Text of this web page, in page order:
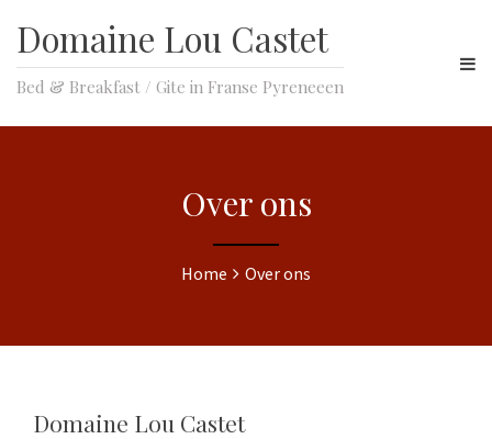
Domaine Lou Castet
Bed & Breakfast / Gite in Franse Pyreneeen
Over ons
Home Over ons
Domaine Lou Castet